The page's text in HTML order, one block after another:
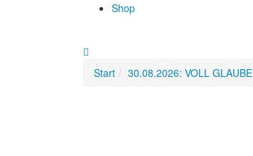
Shop
Start 30.08.2026: VOLL GLAUBE